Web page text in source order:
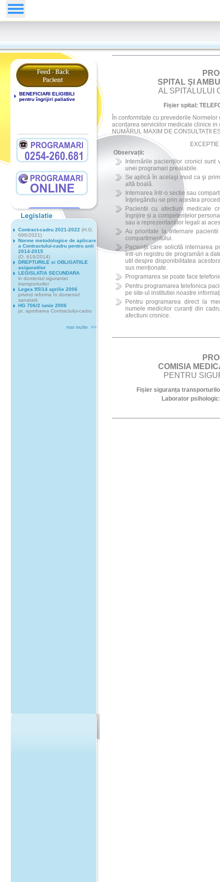
BENEFICIARI ELIGIBILI
pentru îngrijiri paliative
Contract-cadru 2021-2022 (H.G.
696/2021)
Norme metodologice de aplicare
a Contractului-cadru pentru anii
2014-2015
(O. 619/2014)
DREPTURILE si OBLIGATIILE
asiguratilor
LEGISLATIA SECUNDARA
in domeniul sigurantei
transporturilor
Legea 95/14 aprilie 2006
privind reforma în domeniul
sanatatii
HG 706/2 iunie 2006
pt. aprobarea Contractului-cadru
mai multe >>
SPITAL ȘI
AL SPITALULUI
Fișier spital:
În conformitate cu prevederile
acordarea serviciilor medicale clinice
NUMĂRUL MAXIM DE CONSULTAȚII
Observații:
Internările pacienților cronici
unei programari prealabile.
Se aplică în acelaşi mod ca şi
altă boală.
Internarea într-o sectie sau
înţelegându-se prin acestea
Pacientii cu afectiuni medicale
îngrijire și a competențelor
sau a reprezentanților legali ai
Au prioritate la internare
compartimentului.
Pacienții care solicită internarea
într-un registru de programări a
util despre disponibilitatea
sus menționate.
Programarea se poate face
Pentru programarea telefonica
pe site-ul institutiei noastre
Pentru programarea direct la
numele medicilor curanți din
afectiuni cronice.
COMISIA
PENTRU
Fișier siguranța
Laborator